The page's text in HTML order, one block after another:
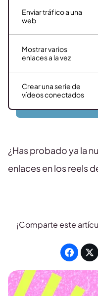
Enviar tráfico a una
web
Mostrar varios
enlaces a la vez
Crear una serie de
vídeos conectados
¿Has probado ya la
enlaces en los reels
¡Comparte este